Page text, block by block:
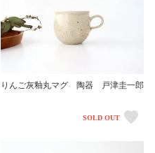
りんご灰釉丸マグ 陶器 戸津圭一郎
SOLD OUT